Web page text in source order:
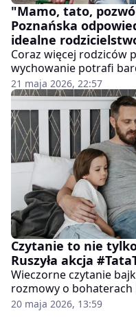
"Mamo, tato,
Poznańska
idealne
Coraz więcej rodziców
wychowanie potrafi
bycia "idealnym
innymi i przekonanie,
perfekcyjnie
mamom i ojcom coraz
właśnie będzie można
wyjątkowego
Centrum Inicjatyw
21 maja 2026, 22:57
Czytanie to nie
Ruszyła akcja
Wieczorne czytanie
rozmowy o bohaterach
wpływ na rozwój
przypuszcza. Właśnie
20 maja 2026, 13:59